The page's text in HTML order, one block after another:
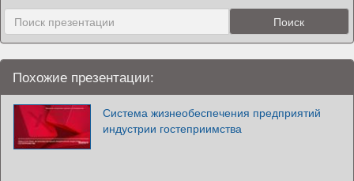
Похожие презентации:
Система жизнеобеспечения предприятий
индустрии гостеприимства